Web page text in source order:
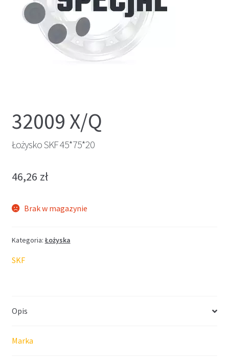
32009 X/Q
Łożysko SKF 45*75*20
46,26 zł
Brak w magazynie
Kategoria: Łożyska
SKF
Opis
Marka